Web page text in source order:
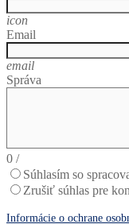
icon
Email
email
Správa
0 /
Súhlasím so
Zrušiť súhlas pre
Informácie o ochrane